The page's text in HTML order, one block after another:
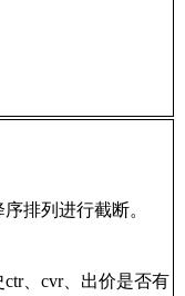
排列进行截断。
ctr、cvr、出价是否有